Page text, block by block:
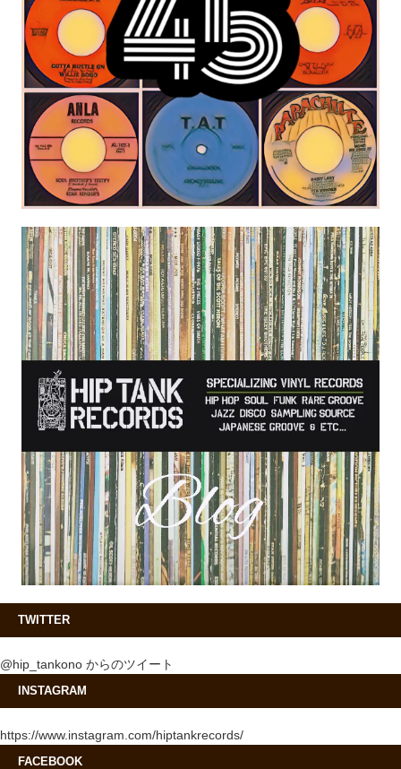
TWITTER
@hip_tankono からのツイート
INSTAGRAM
https://www.instagram.com/hiptankrecords/
FACEBOOK